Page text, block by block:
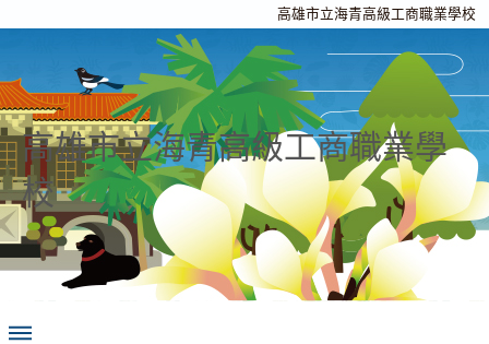
高雄市立海青高級工商職業學校
高雄市立海青高級工商職業學
校